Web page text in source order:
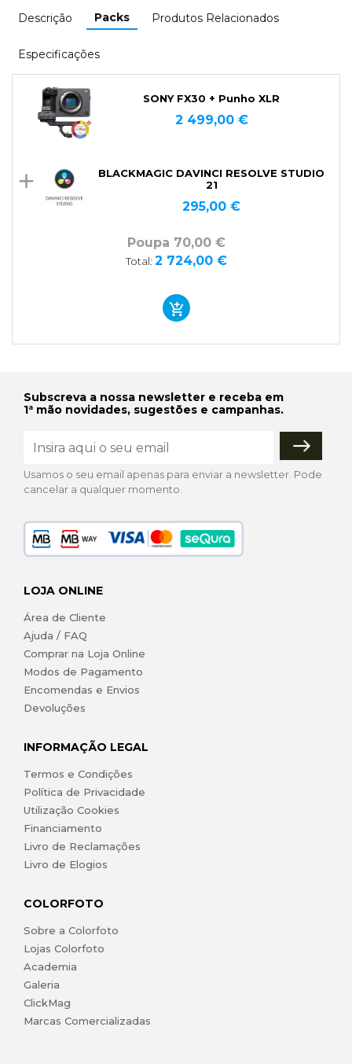
Descrição Packs Produtos Relacionados
Especificações
SONY FX30 + Punho XLR
2 499,00 €
BLACKMAGIC DAVINCI RESOLVE STUDIO
21
295,00 €
Poupa 70,00 €
Total: 2 724,00 €
Subscreva a nossa newsletter e receba em
1ª mão novidades, sugestões e campanhas.
Usamos o seu email apenas para enviar a newsletter. Pode
cancelar a qualquer momento.
LOJA ONLINE
Área de Cliente
Ajuda / FAQ
Comprar na Loja Online
Modos de Pagamento
Encomendas e Envios
Devoluções
INFORMAÇÃO LEGAL
Termos e Condições
Política de Privacidade
Utilização Cookies
Financiamento
Livro de Reclamações
Livro de Elogios
COLORFOTO
Sobre a Colorfoto
Lojas Colorfoto
Academia
Galeria
ClickMag
Marcas Comercializadas